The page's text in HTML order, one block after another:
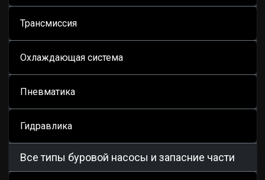
Трансмиссия
Охлаждающая система
Пневматика
Гидравлика
Все типы буровой насосы и запасние части